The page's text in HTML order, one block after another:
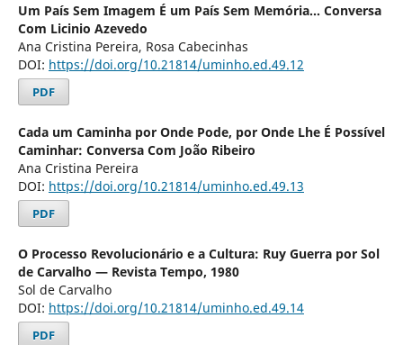
Um País Sem Imagem É um País Sem Memória… Conversa
Com Licinio Azevedo
Ana Cristina Pereira, Rosa Cabecinhas
DOI: https://doi.org/10.21814/uminho.ed.49.12
PDF
Cada um Caminha por Onde Pode, por Onde Lhe É Possível
Caminhar: Conversa Com João Ribeiro
Ana Cristina Pereira
DOI: https://doi.org/10.21814/uminho.ed.49.13
PDF
O Processo Revolucionário e a Cultura: Ruy Guerra por Sol
de Carvalho — Revista Tempo, 1980
Sol de Carvalho
DOI: https://doi.org/10.21814/uminho.ed.49.14
PDF